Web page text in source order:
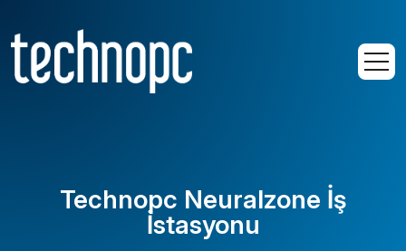
Technopc Neuralzone İş
İstasyonu